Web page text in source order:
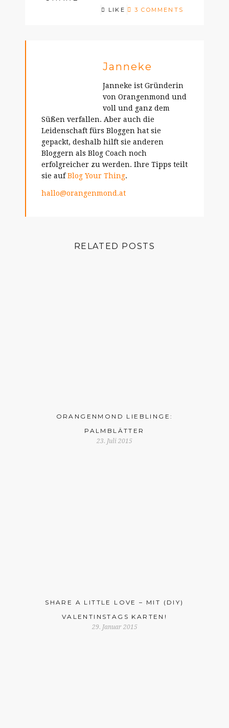
LIKE 3 COMMENTS
Janneke
Janneke ist Gründerin
von Orangenmond und
voll und ganz dem
Süßen verfallen. Aber auch die
Leidenschaft fürs Bloggen hat sie
gepackt, deshalb hilft sie anderen
Bloggern als Blog Coach noch
erfolgreicher zu werden. Ihre Tipps teilt
sie aufBlog Your Thing.
hallo@orangenmond.at
RELATED POSTS
ORANGENMOND LIEBLINGE:
PALMBLÄTTER
23. Juli 2015
SHARE A LITTLE LOVE – MIT (DIY)
VALENTINSTAGS KARTEN!
29. Januar 2015